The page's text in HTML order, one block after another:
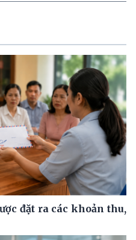
đặt ra các khoản thu,